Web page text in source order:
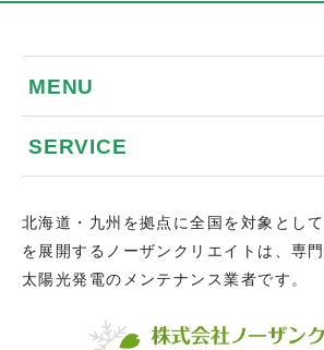
MENU
SERVICE
北海道・九州を拠点に全国を対象とし
を展開するノーザンクリエイトは、専
太陽光発電のメンテナンス業者です。